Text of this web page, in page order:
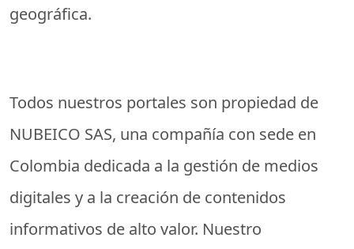
geográfica.
Todos nuestros portales son propiedad de
NUBEICO SAS, una compañía con sede en
Colombia dedicada a la gestión de medios
digitales y a la creación de contenidos
informativos de alto valor. Nuestro